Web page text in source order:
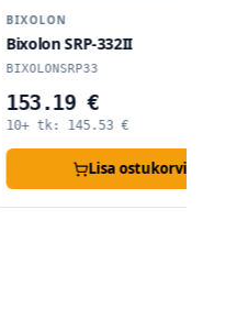
BIXOLON
Bixolon SRP-332II
BIXOLONSRP33
153.19 €
10+ tk:145.53€
Lisa ostukorvi